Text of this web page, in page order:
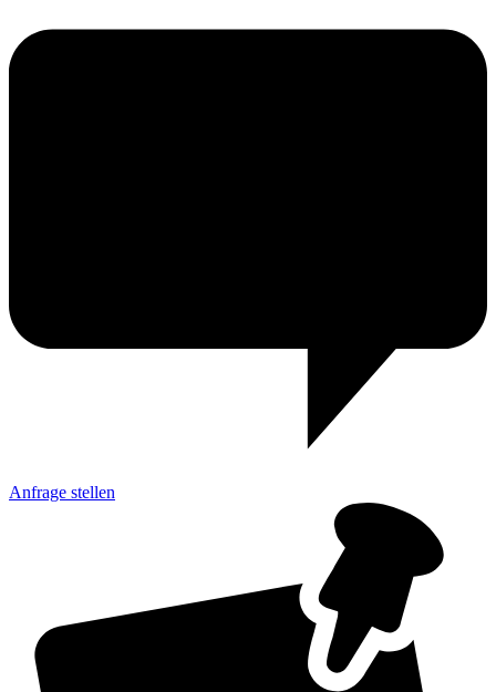
Anfrage stellen